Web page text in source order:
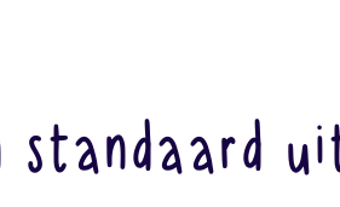
standaard